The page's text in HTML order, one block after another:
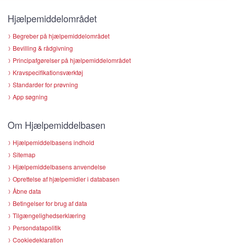
Hjælpemiddelområdet
Begreber på hjælpemiddelområdet
Bevilling & rådgivning
Principafgørelser på hjælpemiddelområdet
Kravspecifikationsværktøj
Standarder for prøvning
App søgning
Om Hjælpemiddelbasen
Hjælpemiddelbasens indhold
Sitemap
Hjælpemiddelbasens anvendelse
Oprettelse af hjælpemidler i databasen
Åbne data
Betingelser for brug af data
Tilgængelighedserklæring
Persondatapolitik
Cookiedeklaration